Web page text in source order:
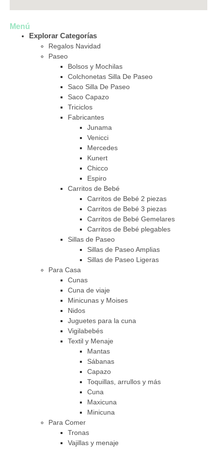
Menú
Explorar Categorías
Regalos Navidad
Paseo
Bolsos y Mochilas
Colchonetas Silla De Paseo
Saco Silla De Paseo
Saco Capazo
Triciclos
Fabricantes
Junama
Venicci
Mercedes
Kunert
Chicco
Espiro
Carritos de Bebé
Carritos de Bebé 2 piezas
Carritos de Bebé 3 piezas
Carritos de Bebé Gemelares
Carritos de Bebé plegables
Sillas de Paseo
Sillas de Paseo Amplias
Sillas de Paseo Ligeras
Para Casa
Cunas
Cuna de viaje
Minicunas y Moises
Nidos
Juguetes para la cuna
Vigilabebés
Textil y Menaje
Mantas
Sábanas
Capazo
Toquillas, arrullos y más
Cuna
Maxicuna
Minicuna
Para Comer
Tronas
Vajillas y menaje